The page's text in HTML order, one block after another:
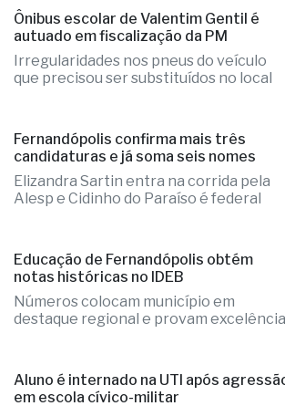
Ônibus escolar de Valentim Gentil é
autuado em fiscalização da PM
Irregularidades nos pneus do veículo
que precisou ser substituídos no local
Fernandópolis confirma mais três
candidaturas e já soma seis nomes
Elizandra Sartin entra na corrida pela
Alesp e Cidinho do Paraíso é federal
Educação de Fernandópolis obtém
notas históricas no IDEB
Números colocam município em
destaque regional e provam excelência
Aluno é internado na UTI após
em escola cívico-militar